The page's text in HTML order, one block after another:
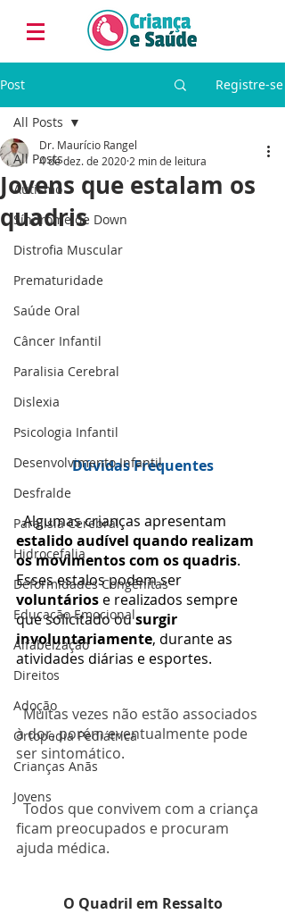
Post Registre-se
All Posts
Autismo
Síndrome de Down
Distrofia Muscular
Prematuridade
Saúde Oral
Câncer Infantil
Paralisia Cerebral
Dislexia
Psicologia Infantil
Desenvolvimento Infantil
Desfralde
Paralisia Cerebral
Hidrocefalia
Deformidades Congênitas
Educação Emocional
Alfabeização
Direitos
Adoção
Ortopedia Pediátrica
Crianças Anãs
Jovens
All Posts
Jovens que estalam os
quadris
Dr. Maurício Rangel
4 de dez. de 2020 2 min de leitura
Dúvidas Frequentes
  Algumas crianças apresentam
estalido audível quando realizam
os movimentos com os quadris.
Esses estalos podem ser
voluntários e realizados sempre
que solicitado ou surgir
involuntariamente, durante as
atividades diárias e esportes.
  Muitas vezes não estão associados
à dor, porém eventualmente pode
ser sintomático.
ficam preocupados e procuram
ajuda médica.
O Quadril em Ressalto